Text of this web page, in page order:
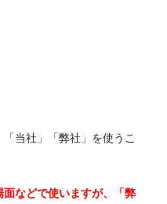
当社」「弊社」を使うこ
面などで使いますが、「弊